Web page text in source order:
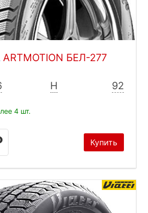
ARTMOTION БЕЛ-277
H 92
4 шт.
Купить